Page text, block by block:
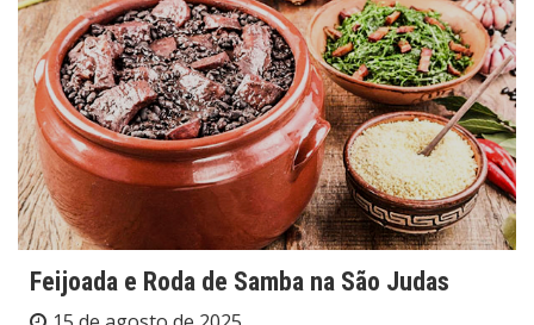
Feijoada e Roda de Samba na São Judas